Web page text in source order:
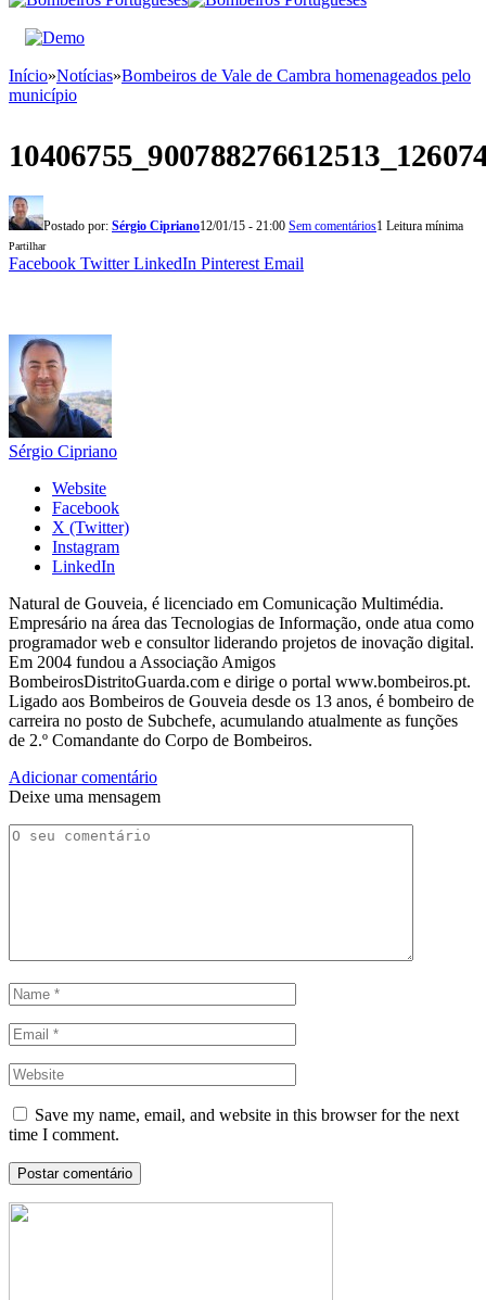
Início»Notícias»Bombeiros de Vale de Cambra homenageados pelo
município
Postado por: Sérgio Cipriano12/01/15 - 21:00 Sem comentários1 Leitura mínima
Partilhar
Facebook Twitter LinkedIn Pinterest Email
Sérgio Cipriano
Website
Facebook
X (Twitter)
Instagram
LinkedIn
Natural de Gouveia, é licenciado em Comunicação Multimédia.
Empresário na área das Tecnologias de Informação, onde atua como
programador web e consultor liderando projetos de inovação digital.
Em 2004 fundou a Associação Amigos
BombeirosDistritoGuarda.com e dirige o portal www.bombeiros.pt.
Ligado aos Bombeiros de Gouveia desde os 13 anos, é bombeiro de
carreira no posto de Subchefe, acumulando atualmente as funções
de 2.º Comandante do Corpo de Bombeiros.
Adicionar comentário
Deixe uma mensagem
Save my name, email, and website in this browser for the next
time I comment.